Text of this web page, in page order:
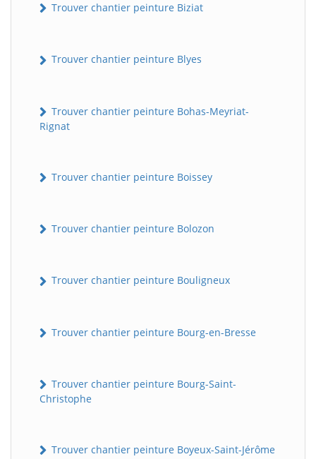
Trouver chantier peinture Biziat
Trouver chantier peinture Blyes
Trouver chantier peinture Bohas-Meyriat-
Rignat
Trouver chantier peinture Boissey
Trouver chantier peinture Bolozon
Trouver chantier peinture Bouligneux
Trouver chantier peinture Bourg-en-Bresse
Trouver chantier peinture Bourg-Saint-
Christophe
Trouver chantier peinture Boyeux-Saint-Jérôme